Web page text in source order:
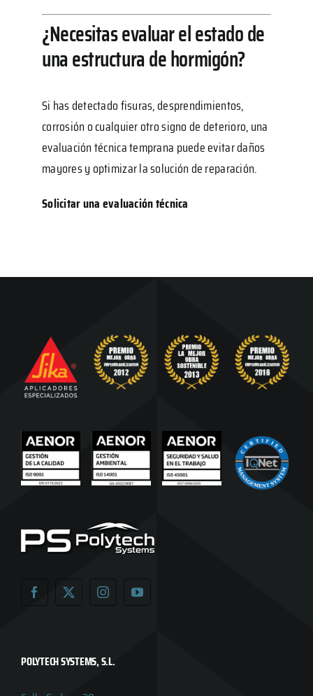
¿Necesitas evaluar el estado de
una estructura de hormigón?
Si has detectado fisuras, desprendimientos,
corrosión o cualquier otro signo de deterioro, una
evaluación técnica temprana puede evitar daños
mayores y optimizar la solución de reparación.
Solicitar una evaluación técnica
POLYTECH SYSTEMS, S.L.